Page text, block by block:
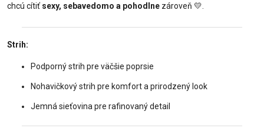
chcú cítiť sexy, sebavedomo a pohodlne zároveň 💛
Strih:
Podporný strih pre väčšie poprsie
Nohavičkový strih pre komfort a prirodzený look
Jemná sieťovina pre rafinovaný detail